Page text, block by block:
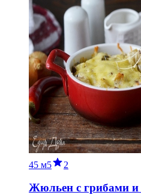
45 м5 2
Жюльен с грибами и